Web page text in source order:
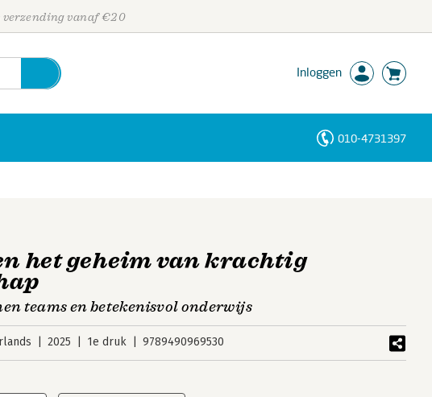
verzending vanaf €20
Inloggen
010-4731397
het geheim van krachtig
teams en betekenisvol onderwijs
2025 1e druk 9789490969530
Personen